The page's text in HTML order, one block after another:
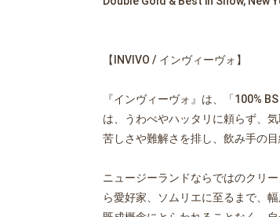
【INVIVO / インヴィーヴォ】
『インヴィーヴォ』は、「100%
は、うわべやハッタリに頼らず、
苦しさや難解さを排し、飲み手の
ニュージーランドならではのクリ
ら愛好家、ソムリエに至るまで、